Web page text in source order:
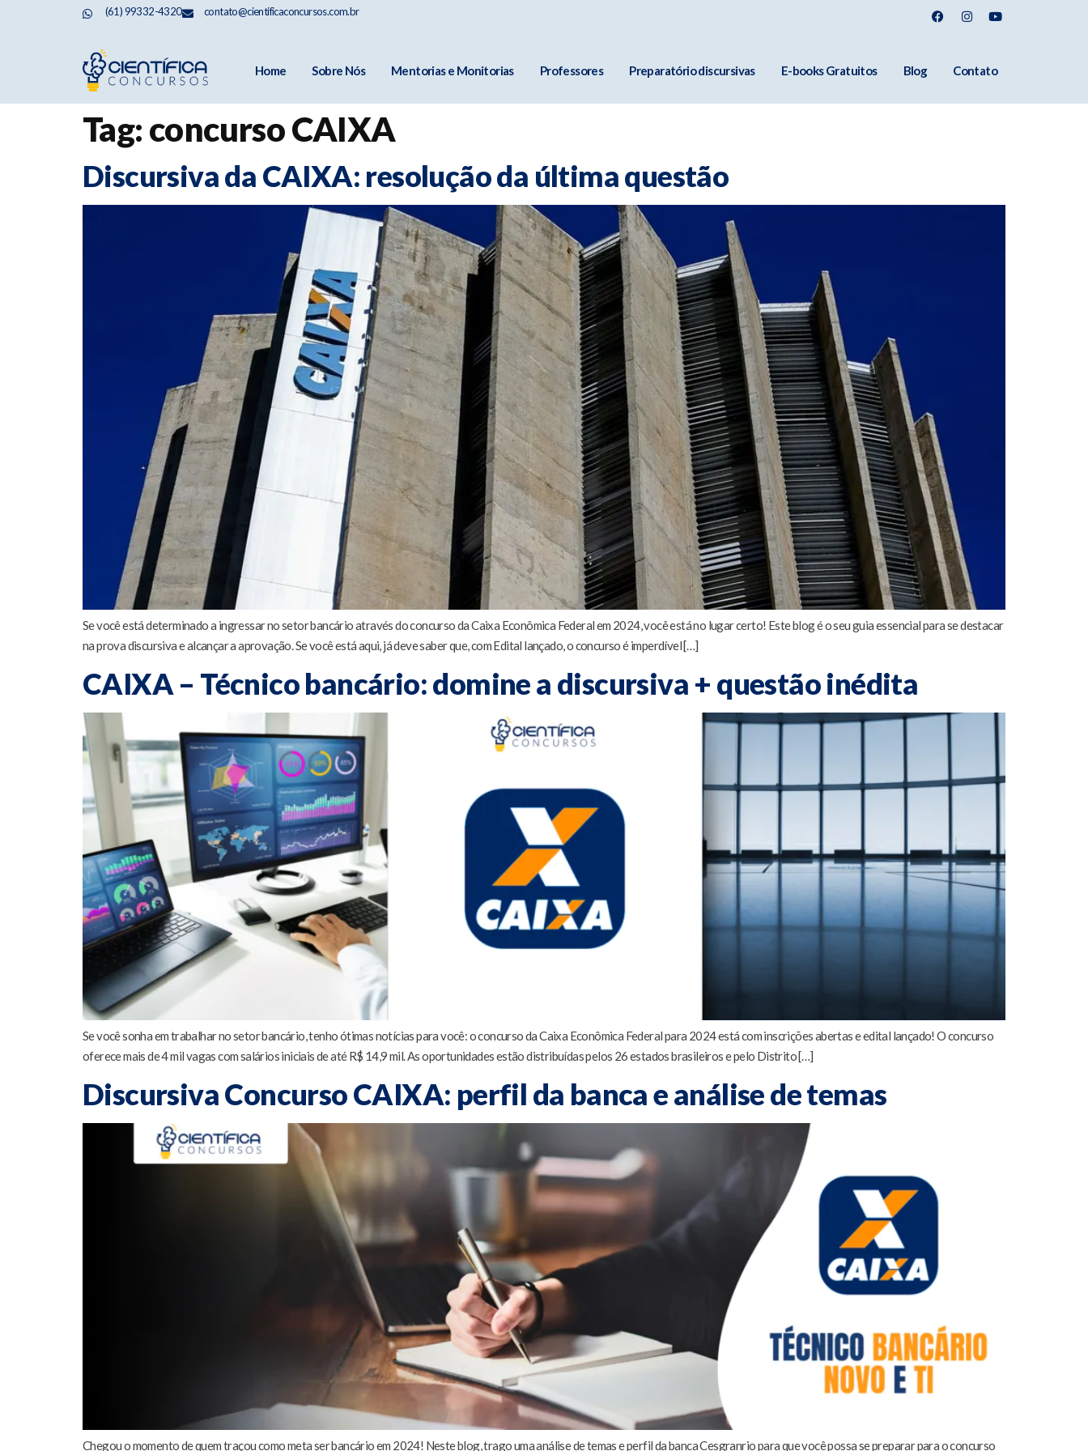
(61) 99332-4320 contato@cientificaconcursos.com.br
Home Sobre Nós Mentorias e Monitorias Professores Preparatório discursivas E-books Gratuitos Blog Contato
Tag: concurso CAIXA
Discursiva da CAIXA: resolução da última questão
Se você está determinado a ingressar no setor bancário através do concurso da Caixa Econômica Federal em 2024, você está no lugar certo! Este blog é o seu guia essencial para se destacar
na prova discursiva e alcançar a aprovação. Se você está aqui, já deve saber que, com Edital lançado, o concurso é imperdível […]
CAIXA – Técnico bancário: domine a discursiva + questão inédita
Se você sonha em trabalhar no setor bancário, tenho ótimas notícias para você: o concurso da Caixa Econômica Federal para 2024 está com inscrições abertas e edital lançado! O concurso
oferece mais de 4 mil vagas com salários iniciais de até R$ 14,9 mil. As oportunidades estão distribuídas pelos 26 estados brasileiros e pelo Distrito […]
Discursiva Concurso CAIXA: perfil da banca e análise de temas
Chegou o momento de quem traçou como meta ser bancário em 2024! Neste blog, trago uma análise de temas e perfil da banca Cesgranrio para que você possa se preparar para o concurso